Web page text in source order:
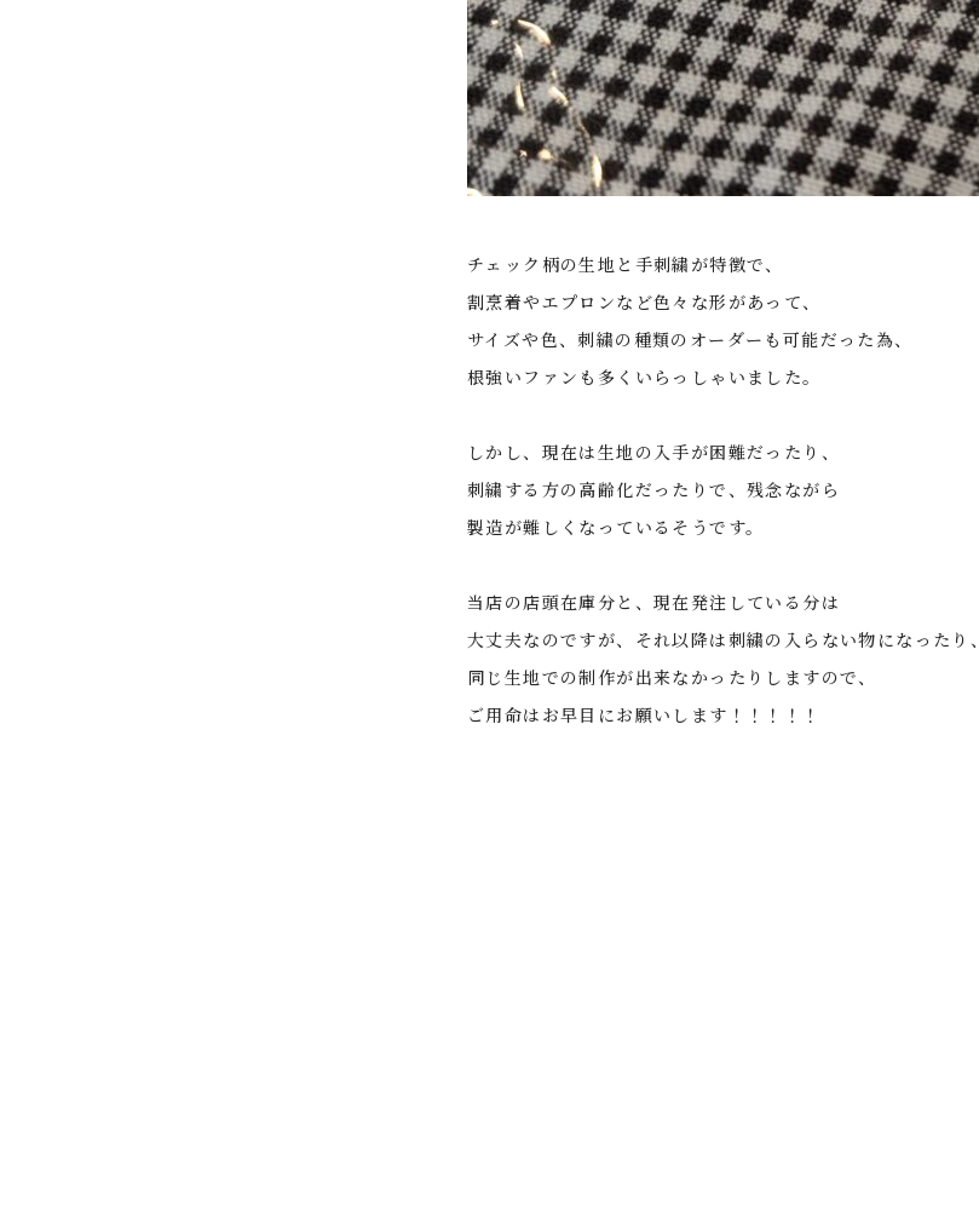
チェック柄の生地と手刺繍が特徴で、
割烹着やエプロンなど色々な形があって、
サイズや色、刺繍の種類のオーダーも可能だった為、
根強いファンも多くいらっしゃいました。
しかし、現在は生地の入手が困難だったり、
刺繍する方の高齢化だったりで、残念ながら
製造が難しくなっているそうです。
当店の店頭在庫分と、現在発注している分は
大丈夫なのですが、それ以降は刺繍の入らない物になったり、
同じ生地での制作が出来なかったりしますので、
ご用命はお早目にお願いします！！！！！